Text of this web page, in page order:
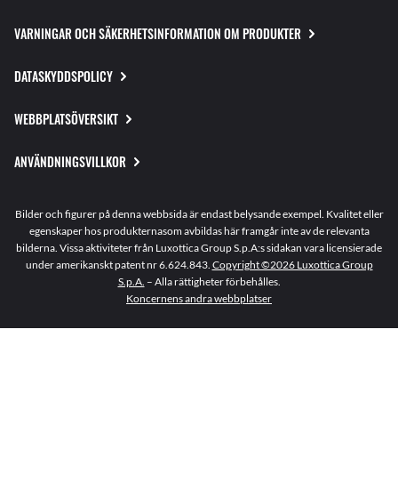
VARNINGAR OCH SÄKERHETSINFORMATION OM PRODUKTER
DATASKYDDSPOLICY
WEBBPLATSÖVERSIKT
ANVÄNDNINGSVILLKOR
Bilder och figurer på denna webbsida är endast belysande exempel. Kvalitet eller
egenskaper hos produkternasom avbildas här framgår inte av de relevanta
bilderna. Vissa aktiviteter från Luxottica Group S.p.A:s sidakan vara licensierade
under amerikanskt patent nr 6.624.843. Copyright ©2026 Luxottica Group
S.p.A. – Alla rättigheter förbehålles.
Koncernens andra webbplatser